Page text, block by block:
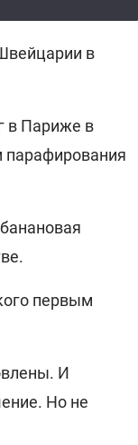
в
в Париже в
первым
И
Но не